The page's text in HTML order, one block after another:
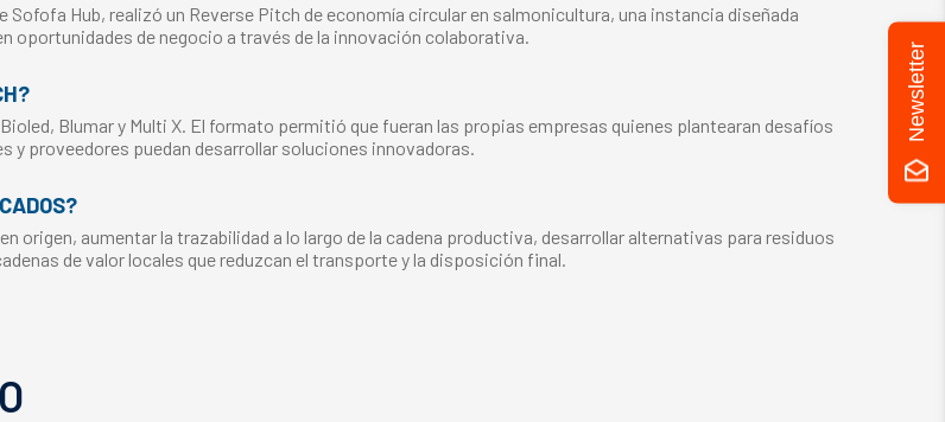
Hub, realizó un Reverse Pitch de economía circular en salmonicultura, una instancia diseñada
de negocio a través de la innovación colaborativa.
Blumar y Multi X. El formato permitió que fueran las propias empresas quienes plantearan desafíos
y proveedores puedan desarrollar soluciones innovadoras.
origen, aumentar la trazabilidad a lo largo de la cadena productiva, desarrollar alternativas para residuos
de valor locales que reduzcan el transporte y la disposición final.
Newsletter